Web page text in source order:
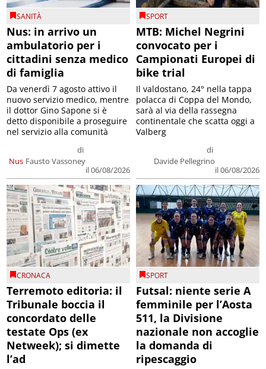
SANITÀ
Nus: in arrivo un
ambulatorio per i
cittadini senza medico
di famiglia
Nus
di
Fausto Vassoney
il 06/08/2026
Da venerdì 7 agosto attivo il
nuovo servizio medico, mentre
il dottor Gino Sapone si è
detto disponibile a proseguire
nel servizio alla comunità
SPORT
MTB: Michel Negrini
convocato per i
Campionati Europei di
bike trial
di
Davide Pellegrino
il 06/08/2026
Il valdostano, 24° nella tappa
polacca di Coppa del Mondo,
sarà al via della rassegna
continentale che scatta oggi a
Valberg
CRONACA
Terremoto editoria: il
Tribunale boccia il
concordato delle
testate Ops (ex
Netweek); si dimette
l’ad
SPORT
Futsal: niente serie A
femminile per l’Aosta
511, la Divisione
nazionale non accoglie
la domanda di
ripescaggio